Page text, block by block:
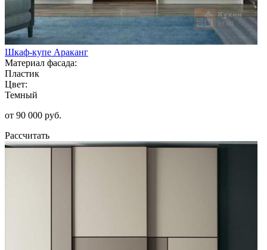
Шкаф-купе Араканг
Материал фасада:
Пластик
Цвет:
Темный
от 90 000 руб.
Рассчитать